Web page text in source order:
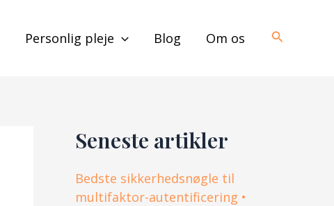
Personlig pleje Blog Om os Søg
Seneste artikler
Bedste sikkerhedsnøgle til
multifaktor-autentificering •